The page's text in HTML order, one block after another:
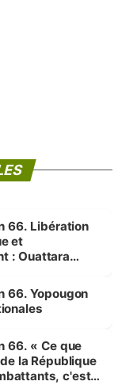
66. Libération
et
: Ouattara
préserver les
66. Yopougon
66. « Ce que
la République
c'est